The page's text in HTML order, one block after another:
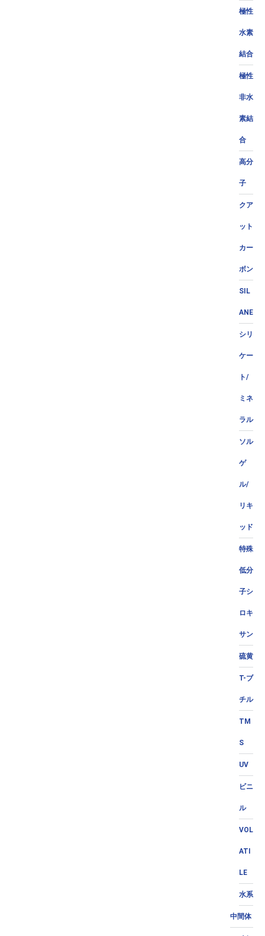
極性
水素
結合
極性
非水
素結
合
高分
子
クア
ット
カー
ボン
SIL
ANE
シリ
ケー
ト/
ミネ
ラル
ソル
ゲ
ル/
リキ
ッド
特殊
低分
子シ
ロキ
サン
硫黄
T-ブ
チル
TM
S
UV
ビニ
ル
VOL
ATI
LE
水系
中間体